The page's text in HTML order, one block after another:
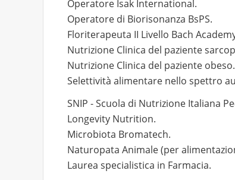
Operatore Isak International.
Operatore di Biorisonanza BsPS.
Floriterapeuta II Livello Bach
Nutrizione Clinica del paziente
Nutrizione Clinica del paziente obeso.
Selettività alimentare nello spettro
SNIP - Scuola di Nutrizione Italiana
Longevity Nutrition.
Microbiota Bromatech.
Naturopata Animale (per
Laurea specialistica in Farmacia.